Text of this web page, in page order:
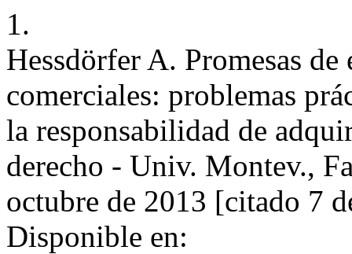
1.
Hessdörfer A. Promesas
comerciales: problemas
la responsabilidad de
derecho - Univ. Montev.,
octubre de 2013 [citado 7
Disponible en: